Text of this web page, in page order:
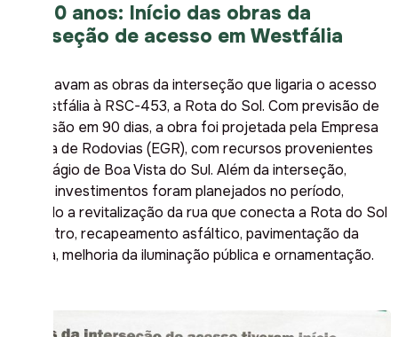
]Há 10 anos: Início das obras da
interseção de acesso em Westfália
Começavam as obras da interseção que ligaria o acesso
de Westfália à RSC-453, a Rota do Sol. Com previsão de
conclusão em 90 dias, a obra foi projetada pela Empresa
Gaúcha de Rodovias (EGR), com recursos provenientes
do pedágio de Boa Vista do Sul. Além da interseção,
outros investimentos foram planejados no período,
incluindo a revitalização da rua que conecta a Rota do Sol
ao Centro, recapeamento asfáltico, pavimentação da
ciclovia, melhoria da iluminação pública e ornamentação.